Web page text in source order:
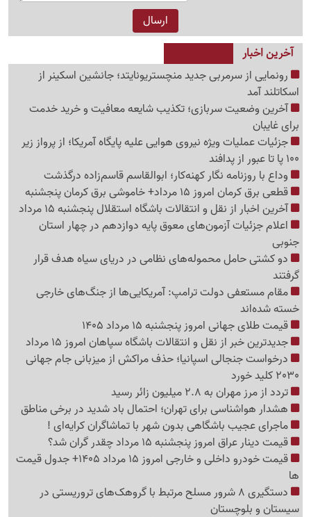
آخرین اخبار
رونمایی از سرمربی جدید منچستریونایتد؛ جانشین اسکینر از
اسکاتلند آمد
آخرین وضعیت سربازی؛ تکذیب شایعه معافیت و خرید خدمت
برای غایبان
جزئیات عملیات ویژه نیروی هوایی علیه پایگاه آمریکا؛ از پرواز زیر
100 پا تا عبور از پدافند
وداع با روزنامه نگار کهنه‌کار؛ ابوالقاسم قاسم‌زاده درگذشت
قطعی برق کرمان امروز 15 مرداد+ خاموشی برق کرمان پنجشنبه
آخرین اخبار از نقل و انتقالات باشگاه استقلال پنجشنبه 15 مرداد
اعلام جزئیات آزمون‌های معوق پایه دوازدهم در چهار استان
جنوبی
دو کشتی حامل محموله‌های نظامی در دریای سیاه هدف قرار
گرفتند
مقام مستعفی دولت ترامپ: آمریکایی‌ها از جنگ‌های خارجی
خسته شده‌اند
قیمت طلای جهانی امروز پنجشنبه 15 مرداد 1405
جدیدترین خبر از نقل و انتقالات باشگاه سپاهان امروز 15 مرداد
درخواست جنجالی اسپانیا؛ حذف مراکش از میزبانی جام جهانی
2030 کلید خورد
تردد از مرز مهران به 2.8 میلیون زائر رسید
هشدار هواشناسی برای تهران؛ احتمال باد شدید در برخی مناطق
ماجرای عجیب باشگاهی بدون شهر با تماشاگران کرایه‌ای !
قیمت دینار عراق امروز پنجشنبه 15 مرداد چقدر گران شد؟
قیمت خودرو داخلی و خارجی امروز 15 مرداد 1405+ جدول قیمت
ها
دستگیری 8 شرور مسلح مرتبط با گروهک‌های تروریستی در
سیستان و بلوچستان